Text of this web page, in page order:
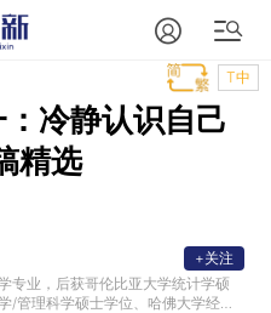
T中
冷静认识自己
精选
专业，后获哥伦比亚大学统计学硕
/管理科学硕士学位、哈佛大学经济
+关注